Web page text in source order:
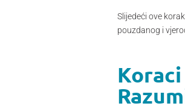
Slijedeći ove
pouzdanog i